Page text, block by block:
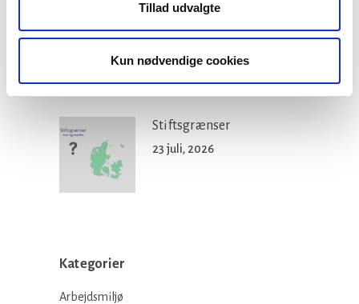
Tillad udvalgte
Kun nødvendige cookies
Et lille fald i ansøgere til
teologistudiet
29 juli, 2026
Stiftsgrænser
23 juli, 2026
Kategorier
Arbejdsmiljø